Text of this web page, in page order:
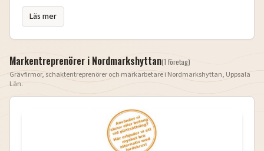
Läs mer
Markentreprenörer i Nordmarkshyttan(1 företag)
Grävfirmor, schaktentreprenörer och markarbetare iNordmarkshyttan, Uppsala
Län.